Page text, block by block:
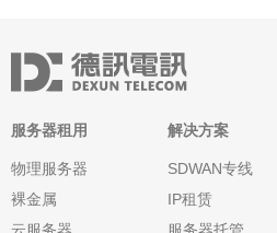
服务器租用
物理服务器
裸金属
解决方案
SDWAN专线
IP租赁